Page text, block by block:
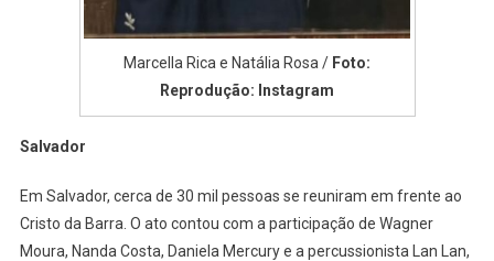
Marcella Rica e Natália Rosa / Foto:
Reprodução: Instagram
Salvador
Em Salvador, cerca de 30 mil pessoas se reuniram em frente ao
Cristo da Barra. O ato contou com a participação de Wagner
Moura, Nanda Costa, Daniela Mercury e a percussionista Lan Lan,